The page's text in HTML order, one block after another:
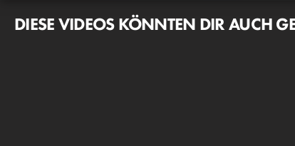
DIESE VIDEOS KÖNNTEN DIR AUCH